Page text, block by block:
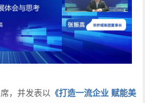
，并发表以 《打造一流企业 赋能美